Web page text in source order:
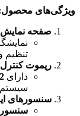
ویژگی‌های
صفحه
تنظیم
ریموت
دارای 2 عدد ریموت RF433
سیستم
سنسورهای
سنسور